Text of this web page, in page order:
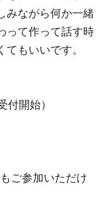
みながら何か一緒
って作って話す時
もいいです。
開始）
ご参加いただけ